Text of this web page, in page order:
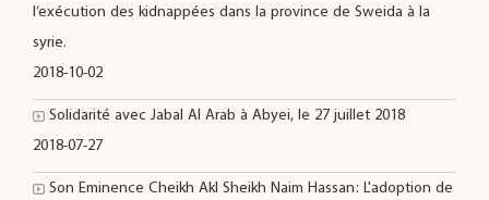
l’exécution des kidnappées dans la province de Sweida à la
syrie.
2018-10-02
Solidarité avec Jabal Al Arab à Abyei, le 27 juillet 2018
2018-07-27
Son Eminence Cheikh Akl Sheikh Naim Hassan: L'adoption de